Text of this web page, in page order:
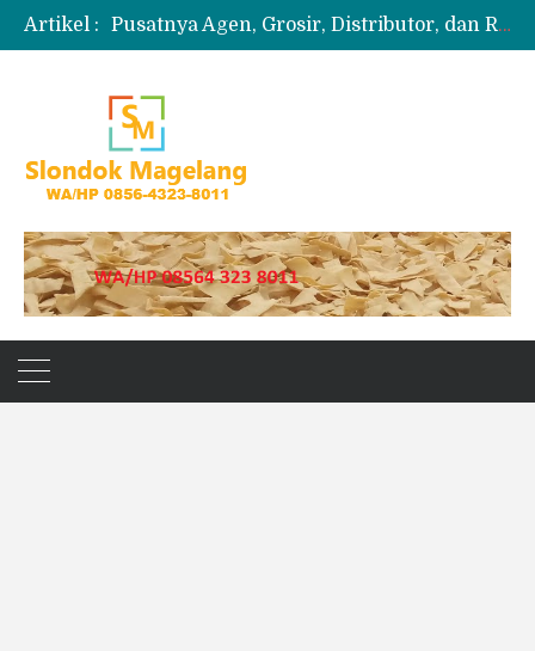
Artikel :
Pusatnya Agen, Grosir, Distributor, dan Reseller Puyur Koin
Produksi Slondok
Jual Puyur Koin Mentah 1 Ball 5 kg